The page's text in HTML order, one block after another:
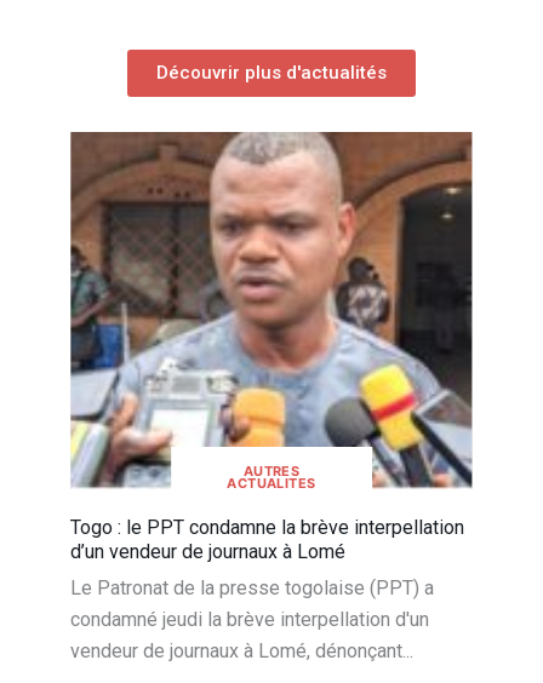
Découvrir plus d'actualités
AUTRES
ACTUALITES
Togo : le PPT condamne la brève interpellation
d’un vendeur de journaux à Lomé
Le Patronat de la presse togolaise (PPT) a
condamné jeudi la brève interpellation d'un
vendeur de journaux à Lomé, dénonçant...